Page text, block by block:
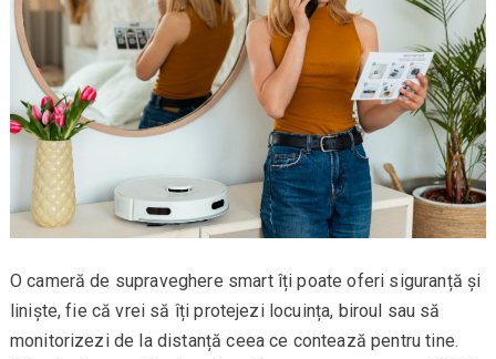
O cameră de supraveghere smart îți poate oferi siguranță și
liniște, fie că vrei să îți protejezi locuința, biroul sau să
monitorizezi de la distanță ceea ce contează pentru tine.